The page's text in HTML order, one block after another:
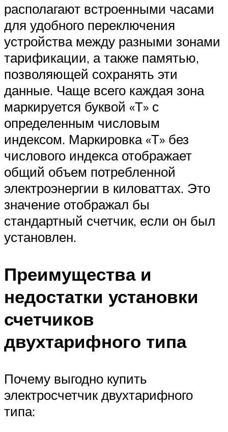
располагают встроенными часами
для удобного переключения
устройства между разными зонами
тарификации, а также памятью,
позволяющей сохранять эти
данные. Чаще всего каждая зона
маркируется буквой «Т» с
определенным числовым
индексом. Маркировка «Т» без
числового индекса отображает
общий объем потребленной
электроэнергии в киловаттах. Это
значение отображал бы
стандартный счетчик, если он был
установлен.
Преимущества и
недостатки установки
счетчиков
двухтарифного типа
Почему выгодно купить
электросчетчик двухтарифного
типа: